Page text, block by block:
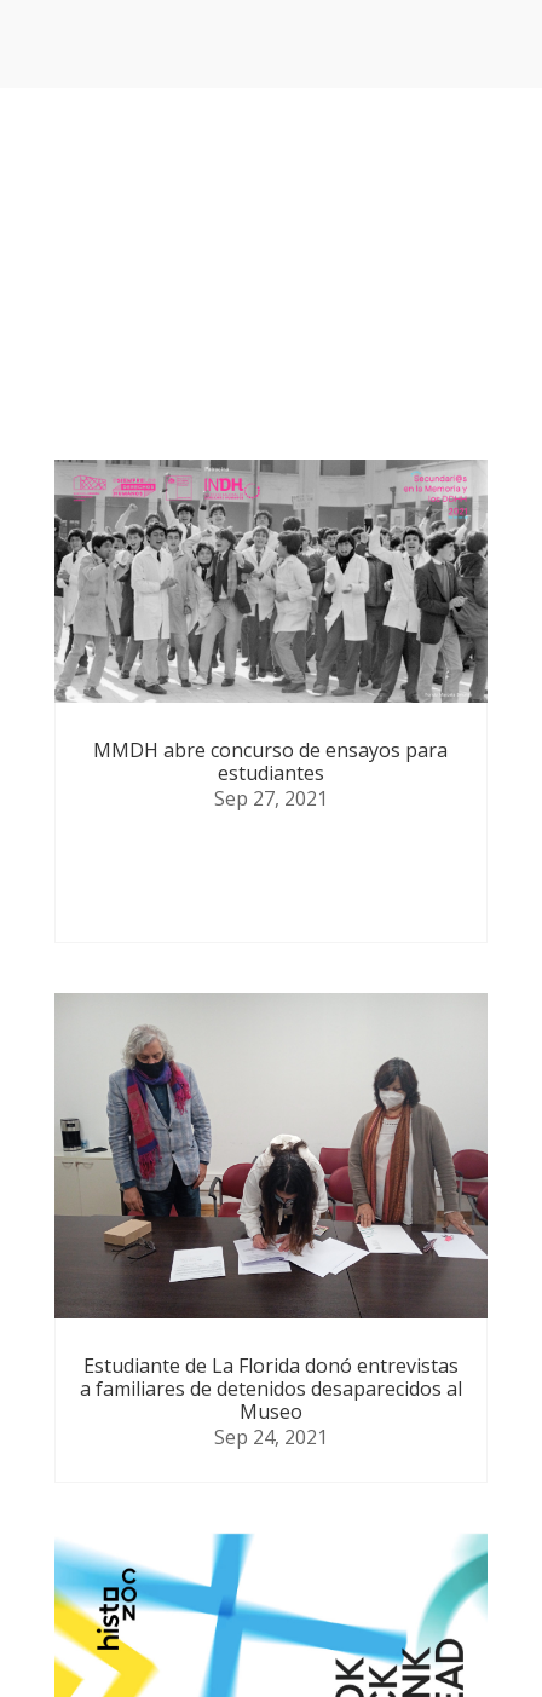
MMDH abre concurso de ensayos para
estudiantes
Sep 27, 2021
Estudiante de La Florida donó entrevistas
a familiares de detenidos desaparecidos al
Museo
Sep 24, 2021